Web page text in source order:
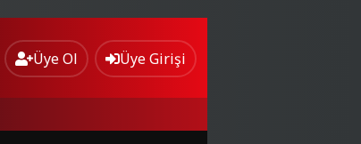
Üye Ol Üye Girişi